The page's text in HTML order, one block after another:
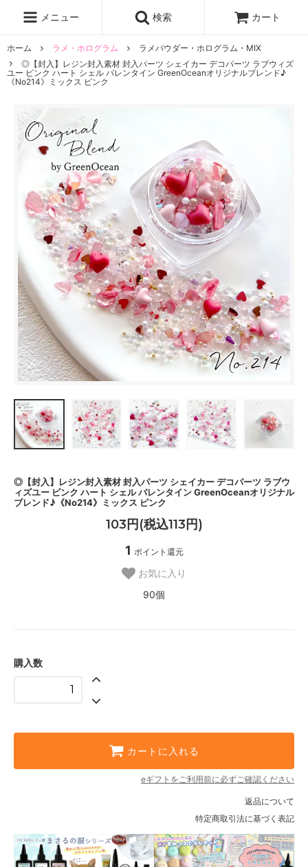
メニュー 検索 カート
ホーム ラメ・ホログラム
ラメパウダー・ホログラム・MIX
◎【封入】レジン封入素材 封入パーツ シェイカー デコパーツ ラブウィズ
ユー ピンク ハート シェル バレンタイン GreenOceanオリジナルブレンド♪
《No214》ミックス ピンク
◎【封入】レジン封入素材 封入パーツ シェイカー デコパーツ ラブウ
ィズユー ピンク ハート シェル バレンタイン GreenOceanオリジナル
ブレンド♪《No214》ミックス ピンク
103円(税込113円)
1 ポイント還元
お気に入り
90個
購入数
カートに入れる
eギフトをご利用前に必ずご確認ください
返品について
特定商取引法に基づく表記